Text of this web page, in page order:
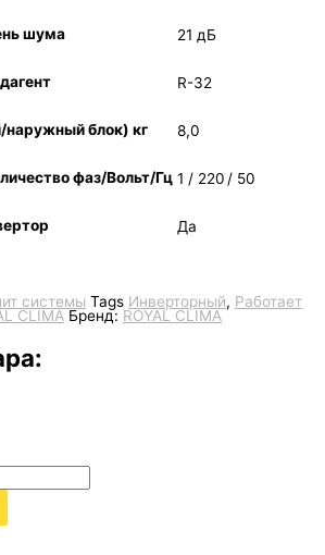
шума 21 дБ
R-32
наружный блок) кг 8,0
фаз/Вольт/Гц 1 / 220 / 50
Да
системы Tags Инверторный, Работает
CLIMA Бренд: ROYAL CLIMA